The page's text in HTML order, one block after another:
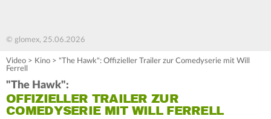
© glomex, 25.06.2026
Video > Kino > "The Hawk": Offizieller Trailer zur Comedyserie mit Will
Ferrell
"The Hawk":
OFFIZIELLER TRAILER ZUR
COMEDYSERIE MIT WILL FERRELL